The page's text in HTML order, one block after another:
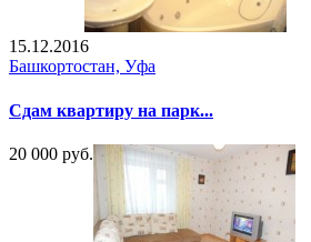
15.12.2016
Башкортостан, Уфа
Сдам квартиру на парк...
20 000 руб.